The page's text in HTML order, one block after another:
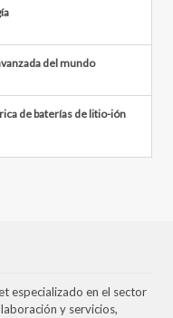
del mundo
de baterías de litio-ión
especializado en el sector
y servicios,